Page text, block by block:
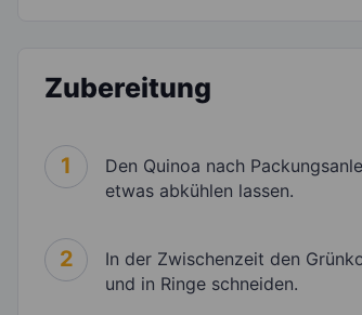
Zubereitung
1
Den Quinoa nach
etwas abkühlen lassen.
2
In der Zwischenzeit den
und in Ringe schneiden.